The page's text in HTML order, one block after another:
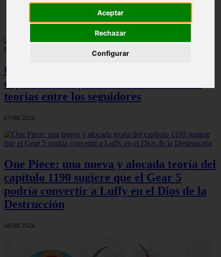
Aceptar
Rechazar
Configurar
One Piece: el increíble detalle del
capítulo 1190 que ha desatado todas las
teorías entre los seguidores
07/08/2026
One Piece: una nueva y alocada teoría del
capítulo 1190 sugiere que el Gear 5
podría convertir a Luffy en el Dios de la
Destrucción
06/08/2026